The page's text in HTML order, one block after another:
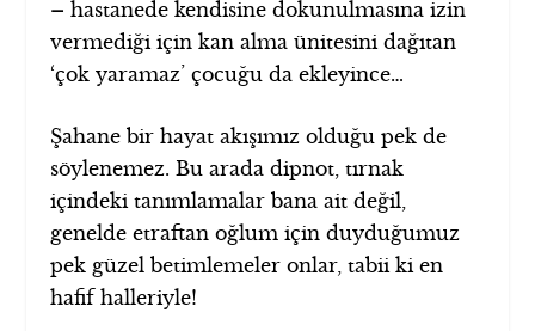
–hastanede kendisine dokunulmasına izin
vermediği için kan alma ünitesini dağıtan
‘çok yaramaz’ çocuğu da ekleyince…
Şahane bir hayat akışımız olduğu pek de
söylenemez. Bu arada dipnot, tırnak
içindeki tanımlamalar bana ait değil,
genelde etraftan oğlum için duyduğumuz
pek güzel betimlemeler onlar, tabii ki en
hafif halleriyle!